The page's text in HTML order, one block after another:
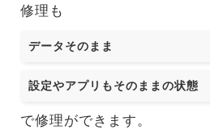
修理も
データそのまま
設定やアプリもそのままの状態
で修理ができます。